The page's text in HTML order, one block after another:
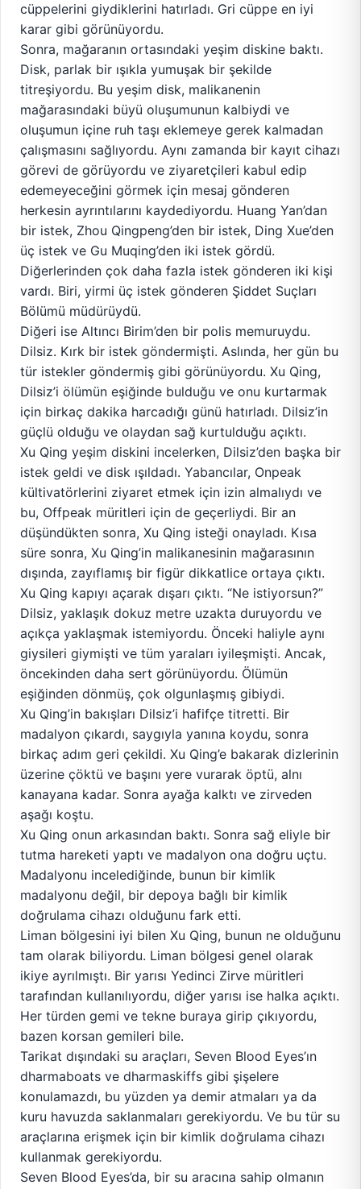
cüppelerini giydiklerini hatırladı. Gri cüppe en iyi
karar gibi görünüyordu.
Sonra, mağaranın ortasındaki yeşim diskine baktı.
Disk, parlak bir ışıkla yumuşak bir şekilde
titreşiyordu. Bu yeşim disk, malikanenin
mağarasındaki büyü oluşumunun kalbiydi ve
oluşumun içine ruh taşı eklemeye gerek kalmadan
çalışmasını sağlıyordu. Aynı zamanda bir kayıt cihazı
görevi de görüyordu ve ziyaretçileri kabul edip
edemeyeceğini görmek için mesaj gönderen
herkesin ayrıntılarını kaydediyordu. Huang Yan’dan
bir istek, Zhou Qingpeng’den bir istek, Ding Xue’den
üç istek ve Gu Muqing’den iki istek gördü.
Diğerlerinden çok daha fazla istek gönderen iki kişi
vardı. Biri, yirmi üç istek gönderen Şiddet Suçları
Bölümü müdürüydü.
Diğeri ise Altıncı Birim’den bir polis memuruydu.
Dilsiz. Kırk bir istek göndermişti. Aslında, her gün bu
tür istekler göndermiş gibi görünüyordu. Xu Qing,
Dilsiz’i ölümün eşiğinde bulduğu ve onu kurtarmak
için birkaç dakika harcadığı günü hatırladı. Dilsiz’in
güçlü olduğu ve olaydan sağ kurtulduğu açıktı.
Xu Qing yeşim diskini incelerken, Dilsiz’den başka bir
istek geldi ve disk ışıldadı. Yabancılar, Onpeak
kültivatörlerini ziyaret etmek için izin almalıydı ve
bu, Offpeak müritleri için de geçerliydi. Bir an
düşündükten sonra, Xu Qing isteği onayladı. Kısa
süre sonra, Xu Qing’in malikanesinin mağarasının
dışında, zayıflamış bir figür dikkatlice ortaya çıktı.
Xu Qing kapıyı açarak dışarı çıktı. “Ne istiyorsun?”
Dilsiz, yaklaşık dokuz metre uzakta duruyordu ve
açıkça yaklaşmak istemiyordu. Önceki haliyle aynı
giysileri giymişti ve tüm yaraları iyileşmişti. Ancak,
öncekinden daha sert görünüyordu. Ölümün
eşiğinden dönmüş, çok olgunlaşmış gibiydi.
Xu Qing’in bakışları Dilsiz’i hafifçe titretti. Bir
madalyon çıkardı, saygıyla yanına koydu, sonra
birkaç adım geri çekildi. Xu Qing’e bakarak dizlerinin
üzerine çöktü ve başını yere vurarak öptü, alnı
kanayana kadar. Sonra ayağa kalktı ve zirveden
aşağı koştu.
Xu Qing onun arkasından baktı. Sonra sağ eliyle bir
tutma hareketi yaptı ve madalyon ona doğru uçtu.
Madalyonu incelediğinde, bunun bir kimlik
madalyonu değil, bir depoya bağlı bir kimlik
doğrulama cihazı olduğunu fark etti.
Liman bölgesini iyi bilen Xu Qing, bunun ne olduğunu
tam olarak biliyordu. Liman bölgesi genel olarak
ikiye ayrılmıştı. Bir yarısı Yedinci Zirve müritleri
tarafından kullanılıyordu, diğer yarısı ise halka açıktı.
Her türden gemi ve tekne buraya girip çıkıyordu,
bazen korsan gemileri bile.
Tarikat dışındaki su araçları, Seven Blood Eyes’ın
dharmaboats ve dharmaskiffs gibi şişelere
konulamazdı, bu yüzden ya demir atmaları ya da
kuru havuzda saklanmaları gerekiyordu. Ve bu tür su
araçlarına erişmek için bir kimlik doğrulama cihazı
kullanmak gerekiyordu.
Seven Blood Eyes’da, bir su aracına sahip olmanın